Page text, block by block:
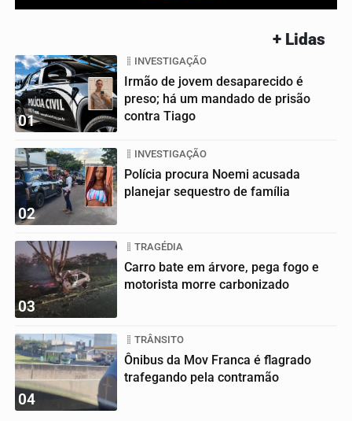
+ Lidas
01
INVESTIGAÇÃO
Irmão de jovem desaparecido é
preso; há um mandado de prisão
contra Tiago
02
INVESTIGAÇÃO
Polícia procura Noemi acusada
planejar sequestro de família
03
TRAGÉDIA
Carro bate em árvore, pega fogo e
motorista morre carbonizado
04
TRÂNSITO
Ônibus da Mov Franca é flagrado
trafegando pela contramão